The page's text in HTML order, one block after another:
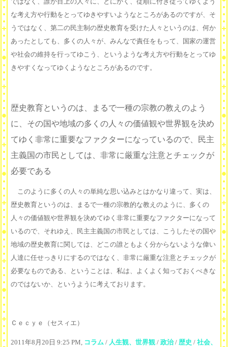
な考え方や行動をとってゆきやすいようなところがあるのですが、そ
うではなく、第二の民主制の歴史教育を受けた人々というのは、何か
あったとしても、多くの人々が、みんなで責任をもって、国家の運営
や社会の維持を行ってゆこう、というような考え方や行動をとってゆ
きやすくなってゆくようなところがあるのです。
歴史教育というのは、まるで一種の宗教の教えのよう
に、その国や地域の多くの人々の価値観や世界観を決め
てゆく非常に重要なファクターになっているので、民主
主義国の市民としては、非常に厳重な注意とチェックが
必要である
このように多くの人々の単純な思い込みとはかなり違って、実は、
歴史教育というのは、まるで一種の宗教的な教えのように、多くの
人々の価値観や世界観を決めてゆく非常に重要なファクターになって
いるので、それゆえ、民主主義国の市民としては、こうしたその国や
地域の歴史教育に関しては、どこの誰ともよく分からないような偉い
人達に任せっきりにするのではなく、非常に厳重な注意とチェックが
必要なものである、ということは、私は、よくよく知っておくべきな
のではないか、というように考えております。
Ｃｅｃｙｅ（セスィエ）
2011年8月20日 9:25 PM, コラム / 人生観、世界観 / 政治/ 歴史 / 社会、